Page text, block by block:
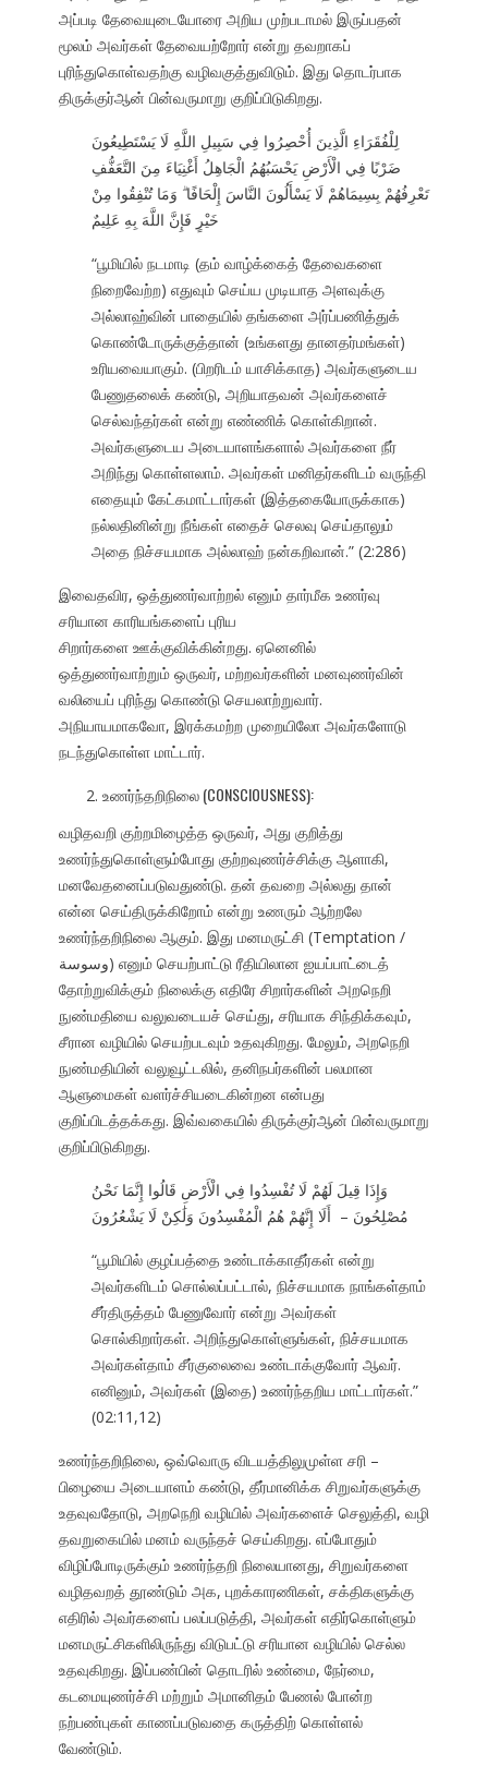
அப்படி தேவையுடையோரை அறிய முற்படாமல் இருப்பதன்
மூலம் அவர்கள் தேவையற்றோர் என்று தவறாகப்
புரிந்துகொள்வதற்கு வழிவகுத்துவிடும். இது தொடர்பாக
திருக்குர்ஆன் பின்வருமாறு குறிப்பிடுகிறது.
لِلْفُقَرَاءِ الَّذِينَ أُحْصِرُوا فِي سَبِيلِ اللَّهِ لَا يَسْتَطِيعُونَ
ضَرْبًا فِي الْأَرْضِ يَحْسَبُهُمُ الْجَاهِلُ أَغْنِيَاءَ مِنَ التَّعَفُّفِ
تَعْرِفُهُمْ بِسِيمَاهُمْ لَا يَسْأَلُونَ النَّاسَ إِلْحَافًا ۗ وَمَا تُنْفِقُوا مِنْ
خَيْرٍ فَإِنَّ اللَّهَ بِهِ عَلِيمٌ
“பூமியில் நடமாடி (தம் வாழ்க்கைத் தேவைகளை
நிறைவேற்ற) எதுவும் செய்ய முடியாத அளவுக்கு
அல்லாஹ்வின் பாதையில் தங்களை அர்ப்பணித்துக்
கொண்டோருக்குத்தான் (உங்களது தானதர்மங்கள்)
உரியவையாகும். (பிறரிடம் யாசிக்காத) அவர்களுடைய
பேணுதலைக் கண்டு, அறியாதவன் அவர்களைச்
செல்வந்தர்கள் என்று எண்ணிக் கொள்கிறான்.
அவர்களுடைய அடையாளங்களால் அவர்களை நீர்
அறிந்து கொள்ளலாம். அவர்கள் மனிதர்களிடம் வருந்தி
எதையும் கேட்கமாட்டார்கள் (இத்தகையோருக்காக)
நல்லதினின்று நீங்கள் எதைச் செலவு செய்தாலும்
அதை நிச்சயமாக அல்லாஹ் நன்கறிவான்.” (2:286)
இவைதவிர, ஒத்துணர்வாற்றல் எனும் தார்மீக உணர்வு
சரியான காரியங்களைப் புரிய
சிறார்களை ஊக்குவிக்கின்றது. ஏனெனில்
ஒத்துணர்வாற்றும் ஒருவர், மற்றவர்களின் மனவுணர்வின்
வலியைப் புரிந்து கொண்டு செயலாற்றுவார்.
அநியாயமாகவோ, இரக்கமற்ற முறையிலோ அவர்களோடு
நடந்துகொள்ள மாட்டார்.
உணர்ந்தறிநிலை (CONSCIOUSNESS):
வழிதவறி குற்றமிழைத்த ஒருவர், அது குறித்து
உணர்ந்துகொள்ளும்போது குற்றவுணர்ச்சிக்கு ஆளாகி,
மனவேதனைப்படுவதுண்டு. தன் தவறை அல்லது தான்
என்ன செய்திருக்கிறோம் என்று உணரும் ஆற்றலே
உணர்ந்தறிநிலை ஆகும். இது மனமருட்சி (Temptation /
وسوسة) எனும் செயற்பாட்டு ரீதியிலான ஐயப்பாட்டைத்
தோற்றுவிக்கும் நிலைக்கு எதிரே சிறார்களின் அறநெறி
நுண்மதியை வலுவடையச் செய்து, சரியாக சிந்திக்கவும்,
சீரான வழியில் செயற்படவும் உதவுகிறது. மேலும், அறநெறி
நுண்மதியின் வலுவூட்டலில், தனிநபர்களின் பலமான
ஆளுமைகள் வளர்ச்சியடைகின்றன என்பது
குறிப்பிடத்தக்கது. இவ்வகையில் திருக்குர்ஆன் பின்வருமாறு
குறிப்பிடுகிறது.
وَإِذَا قِيلَ لَهُمْ لَا تُفْسِدُوا فِي الْأَرْضِ قَالُوا إِنَّمَا نَحْنُ
مُصْلِحُونَ – أَلَا إِنَّهُمْ هُمُ الْمُفْسِدُونَ وَلَٰكِنْ لَا يَشْعُرُونَ
“பூமியில் குழப்பத்தை உண்டாக்காதீர்கள் என்று
அவர்களிடம் சொல்லப்பட்டால், நிச்சயமாக நாங்கள்தாம்
சீர்திருத்தம் பேணுவோர் என்று அவர்கள்
சொல்கிறார்கள். அறிந்துகொள்ளுங்கள், நிச்சயமாக
அவர்கள்தாம் சீர்குலைவை உண்டாக்குவோர் ஆவர்.
எனினும், அவர்கள் (இதை) உணர்ந்தறிய மாட்டார்கள்.”
(02:11,12)
உணர்ந்தறிநிலை, ஒவ்வொரு விடயத்திலுமுள்ள சரி –
பிழையை அடையாளம் கண்டு, தீர்மானிக்க சிறுவர்களுக்கு
உதவுவதோடு, அறநெறி வழியில் அவர்களைச் செலுத்தி, வழி
தவறுகையில் மனம் வருந்தச் செய்கிறது. எப்போதும்
விழிப்போடிருக்கும் உணர்ந்தறி நிலையானது, சிறுவர்களை
வழிதவறத் தூண்டும் அக, புறக்காரணிகள், சக்திகளுக்கு
எதிரில் அவர்களைப் பலப்படுத்தி, அவர்கள் எதிர்கொள்ளும்
மனமருட்சிகளிலிருந்து விடுபட்டு சரியான வழியில் செல்ல
உதவுகிறது. இப்பண்பின் தொடரில் உண்மை, நேர்மை,
கடமையுணர்ச்சி மற்றும் அமானிதம் பேணல் போன்ற
நற்பண்புகள் காணப்படுவதை கருத்திற் கொள்ளல்
வேண்டும்.